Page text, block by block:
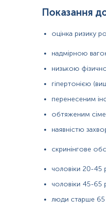
гіпотиреоз;
хронічна ниркова
захворювання печінки;
вагітність;
прийом деяких
розлади вживання
ожиріння.
Причини зниження рівня:
Низький рівень
гіпертиреоз;
Показання
оцінка ризику
надмірною
низькою
гіпертонією
перенесеним
обтяженим
наявністю
скринінгове
чоловіки 20-45
чоловіки 45-65
люди старше 65